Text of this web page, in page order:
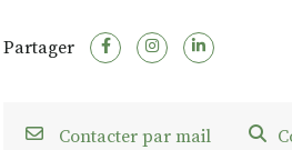
Partager
Contacter par mail